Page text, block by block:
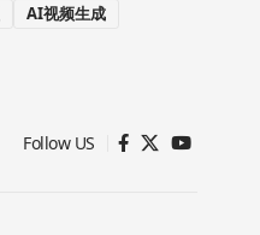
AI视频生成
Follow US